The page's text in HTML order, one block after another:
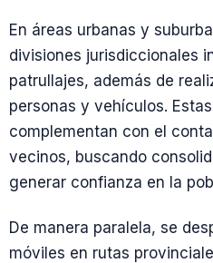
En áreas urbanas y
divisiones jurisdiccionales
patrullajes, además de
personas y vehículos.
complementan con el
vecinos, buscando
generar confianza en la
De manera paralela, se
móviles en rutas